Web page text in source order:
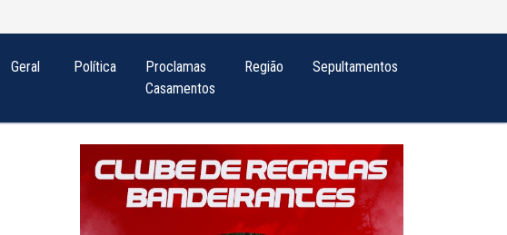
Geral Política
Proclamas
Casamentos
Região Sepultamentos